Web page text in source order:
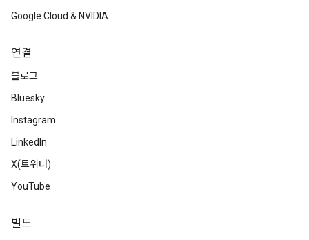
Google Cloud & NVIDIA
연결
블로그
Bluesky
Instagram
LinkedIn
X(트위터)
YouTube
빌드